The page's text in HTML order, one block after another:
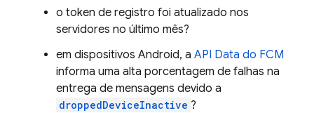
o token de registro foi atualizado nos
servidores no último mês?
em dispositivos Android, a API Data do FCM
informa uma alta porcentagem de falhas na
entrega de mensagens devido a
droppedDeviceInactive ?